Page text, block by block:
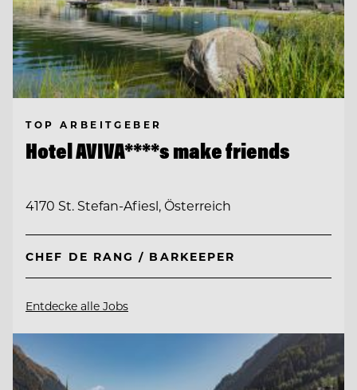
TOP ARBEITGEBER
Hotel AVIVA****s make friends
4170 St. Stefan-Afiesl, Österreich
CHEF DE RANG / BARKEEPER
Entdecke alle Jobs